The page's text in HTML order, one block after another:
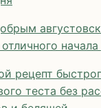
начала